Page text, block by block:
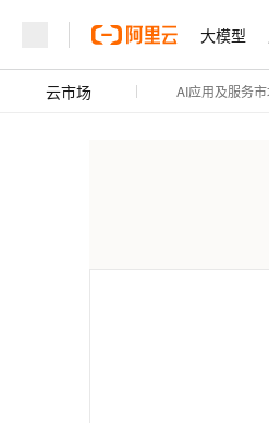
大模型
云市场 AI应用及服务